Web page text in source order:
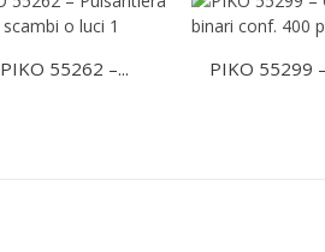
PIKO 55262 –... PIKO 55299